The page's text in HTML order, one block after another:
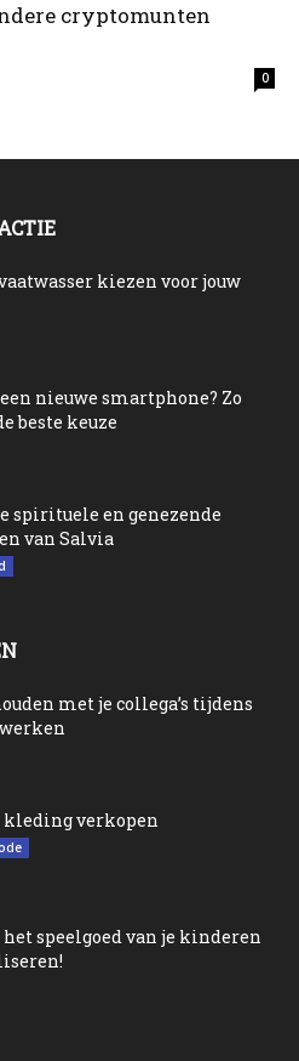
cryptomunten
0
kiezen voor jouw
nieuwe smartphone? Zo
beste keuze
spirituele en genezende
van Salvia
met je collega’s tijdens
kleding verkopen
speelgoed van je kinderen